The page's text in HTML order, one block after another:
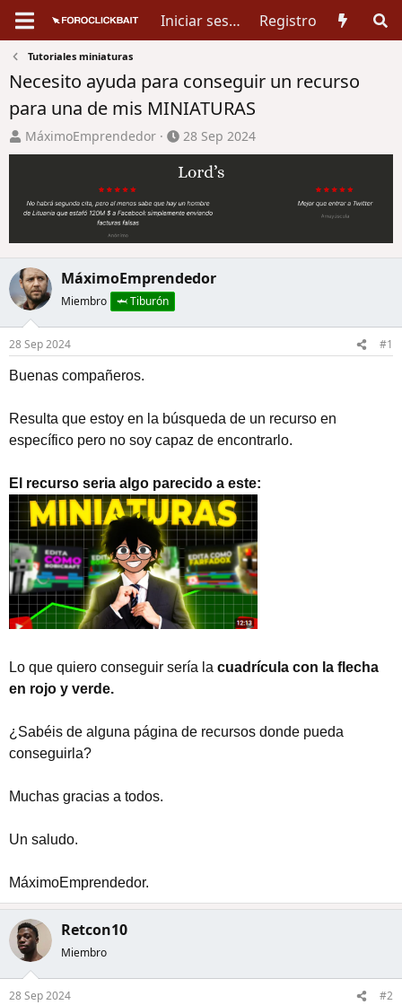
Iniciar sesión Registro
Tutoriales miniaturas
Necesito ayuda para conseguir un recurso
para una de mis MINIATURAS
A
u
r
e
t
e
m
a
MáximoEmprendedor
F
e
c
a
e
n
c
o
28 Sep 2024
MáximoEmprendedor
Miembro 🦈 Tiburón
28 Sep 2024 #1
Buenas compañeros.
Resulta que estoy en la búsqueda de un recurso en
específico pero no soy capaz de encontrarlo.
El recurso seria algo parecido a este:
Lo que quiero conseguir sería la cuadrícula con la flecha
en rojo y verde.
¿Sabéis de alguna página de recursos donde pueda
conseguirla?
Muchas gracias a todos.
Un saludo.
MáximoEmprendedor.
Retcon10
Miembro
28 Sep 2024 #2